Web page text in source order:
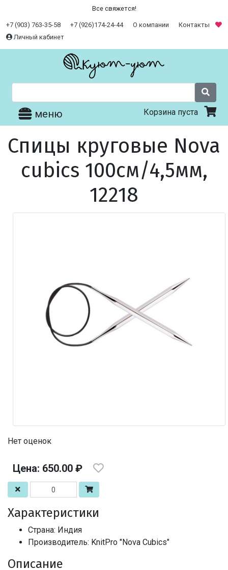
Все свяжется!
+7 (903) 763-35-58 +7 (926)174-24-44 О компании
Контакты
Личный кабинет
меню Корзина пуста
Спицы круговые Nova
cubics 100см/4,5мм,
12218
Нет оценок
Цена: 650.00 ₽
Характеристики
Страна: Индия
Производитель: KnitPro "Nova Cubics"
Описание